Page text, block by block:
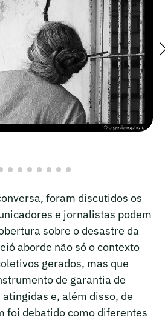
foram discutidos os
e jornalistas podem
sobre o desastre da
aborde não só o contexto
gerados, mas que
de garantia de
e, além disso, de
foi debatido como diferentes